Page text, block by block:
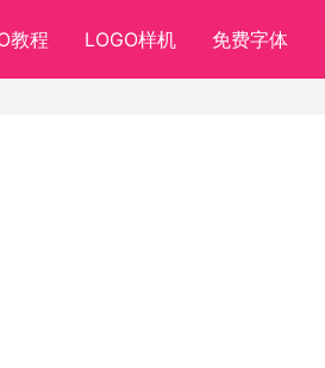
教程 LOGO样机 免费字体